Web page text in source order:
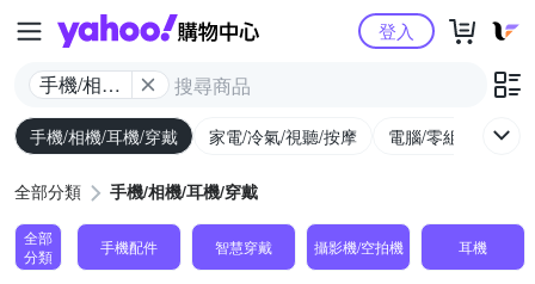
Yahoo購物中心
手機/相機/
耳機/穿戴
登入
手機/相機/耳機/穿戴 家電/冷氣/視聽/按摩 電腦/零組件/週邊/
全部分類 手機/相機/耳機/穿戴
全部
分類
手機配件 智慧穿戴 攝影機/空拍機 耳機